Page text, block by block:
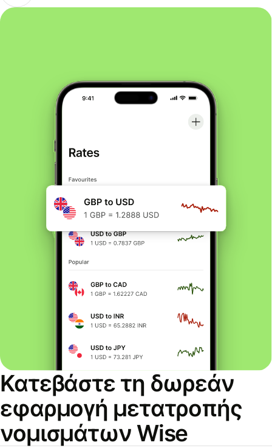
Κατεβάστε τη δωρεάν
εφαρμογή μετατροπής
νομισμάτων Wise